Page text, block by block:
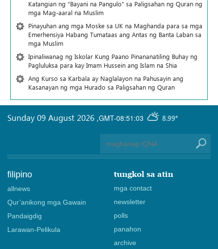
Katangian ng “Bayani na Pangulo” sa Paligsahan ng Quran ng
mga Mag-aaral na Muslim
Pinayuhan ang mga Moske sa UK na Maghanda para sa mga
Emerhensiya Habang Tumataas ang Antas ng Banta Laban sa
mga Muslim
Ipinaliwanag ng Iskolar Kung Paano Pinananatiling Buhay ng
Pagluluksa para kay Imam Hussein ang Islam na Shia
Ang Kurso sa Karbala ay Naglalayon na Pahusayin ang
Kasanayan ng mga Hurado sa Paligsahan ng Quran
GMT-08:51:03 8.99°
Sunday 09 August 2026 ,
filipino
allnews
Qur’anikong mga Gawain
Pandaigdig
Larawan-Pelikula
tungkol sa atin
mga contact
newsletter
polls
panahon
archive